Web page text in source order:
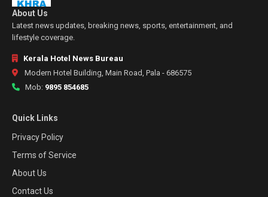
About Us
Latest news updates, breaking news, sports, entertainment, and
lifestyle coverage.
Kerala Hotel News Bureau
Modern Hotel Building, Main Road, Pala - 686575
Mob: 9895 854685
Quick Links
Privacy Policy
Terms of Service
About Us
Contact Us